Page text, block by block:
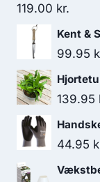
119.00 kr.
Kent &
99.95
139.95
44.95